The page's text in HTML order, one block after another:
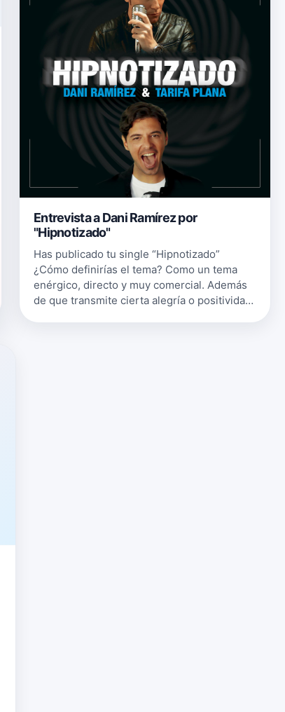
Entrevista a Dani Ramírez por
"Hipnotizado"
Has publicado tu single “Hipnotizado”
¿Cómo definirías el tema? Como un tema
enérgico, directo y muy comercial. Además
de que transmite cierta alegría o positividad.